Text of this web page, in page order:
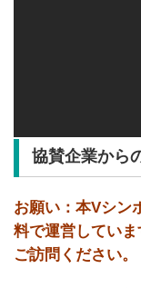
協賛企業から
お願い：本Vシン
料で運営してい
ご訪問ください。